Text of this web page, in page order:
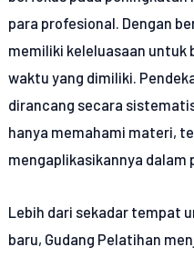
para profesional. Dengan
memiliki keleluasaan untuk
waktu yang dimiliki.
dirancang secara
hanya memahami materi,
mengaplikasikannya dalam
Lebih dari sekadar tempat
baru, Gudang Pelatihan